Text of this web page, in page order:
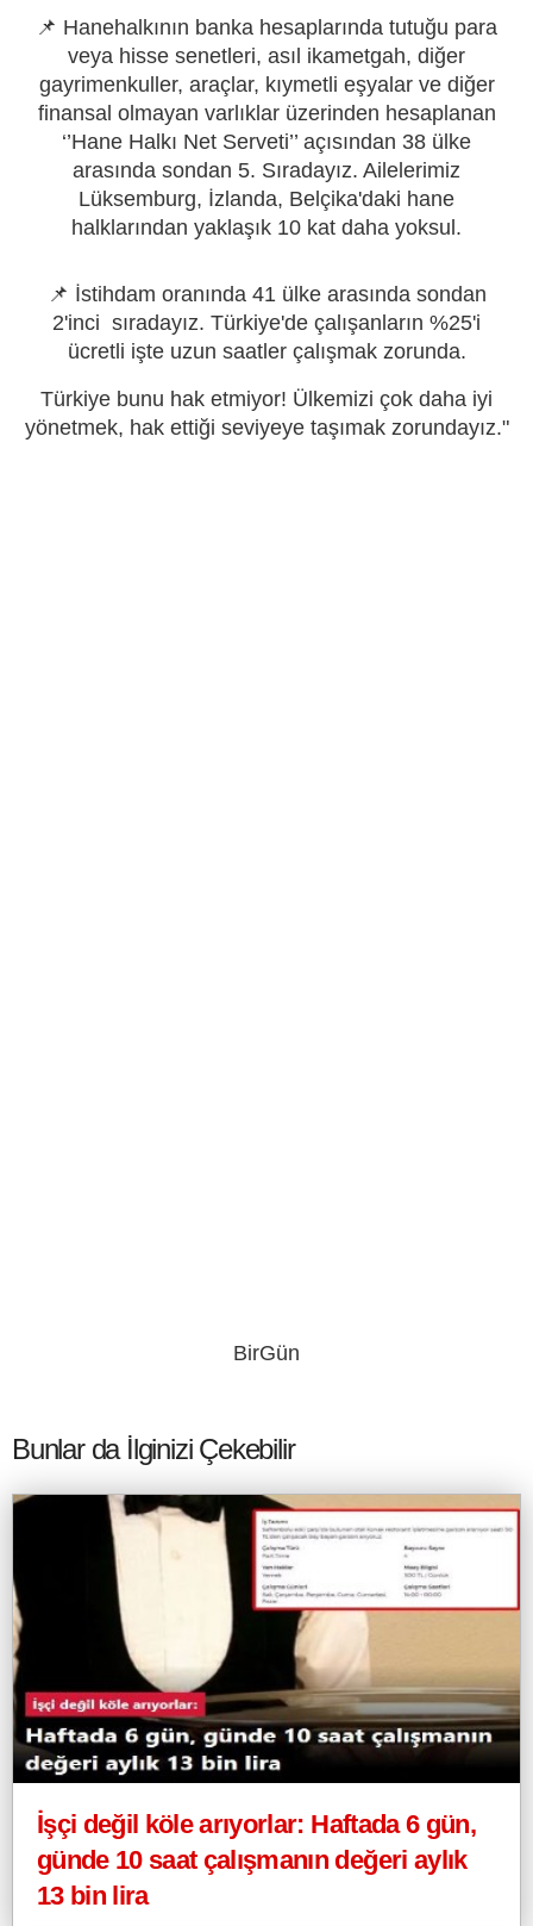
📌 Hanehalkının banka hesaplarında tutuğu para
veya hisse senetleri, asıl ikametgah, diğer
gayrimenkuller, araçlar, kıymetli eşyalar ve diğer
finansal olmayan varlıklar üzerinden hesaplanan
‘’Hane Halkı Net Serveti’’ açısından 38 ülke
arasında sondan 5. Sıradayız. Ailelerimiz
Lüksemburg, İzlanda, Belçika'daki hane
halklarından yaklaşık 10 kat daha yoksul.
📌 İstihdam oranında 41 ülke arasında sondan
2'inci sıradayız. Türkiye'de çalışanların %25'i
ücretli işte uzun saatler çalışmak zorunda.
Türkiye bunu hak etmiyor! Ülkemizi çok daha iyi
yönetmek, hak ettiği seviyeye taşımak zorundayız."
BirGün
Bunlar da İlginizi Çekebilir
İşçi değil köle arıyorlar: Haftada 6 gün,
günde 10 saat çalışmanın değeri aylık
13 bin lira